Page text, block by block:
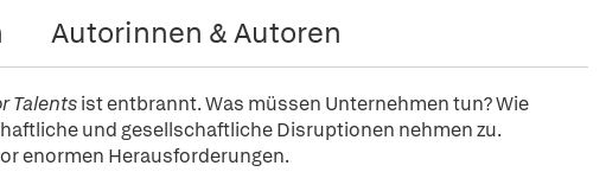
Autorinnen & Autoren
Talentsist entbrannt. Was müssen Unternehmen tun? Wie
und gesellschaftliche Disruptionen nehmen zu.
enormen Herausforderungen.